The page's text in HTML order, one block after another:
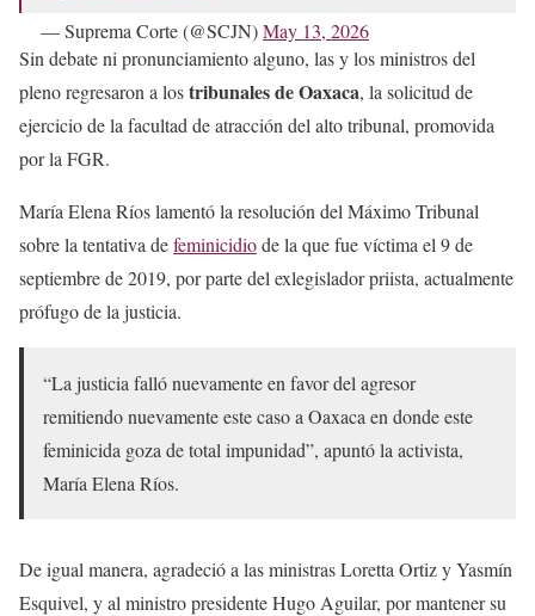
— Suprema Corte (@SCJN)May 13, 2026
Sin debate ni pronunciamiento alguno, las y los ministros del
pleno regresaron a lostribunales de Oaxaca, la solicitud de
ejercicio de la facultad de atracción del alto tribunal, promovida
por la FGR.
María Elena Ríos lamentó la resolución del Máximo Tribunal
sobre la tentativa defeminicidiode la que fue víctima el 9 de
septiembre de 2019, por parte del exlegislador priista, actualmente
prófugo de la justicia.
“La justicia falló nuevamente en favor del agresor
remitiendo nuevamente este caso a Oaxaca en donde este
feminicida goza de total impunidad”, apuntó la activista,
María Elena Ríos.
De igual manera, agradeció a las ministras Loretta Ortiz y Yasmín
Esquivel, y al ministro presidente Hugo Aguilar, por mantener su